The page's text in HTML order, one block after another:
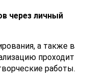
через личный
а также в
проходит
работы.